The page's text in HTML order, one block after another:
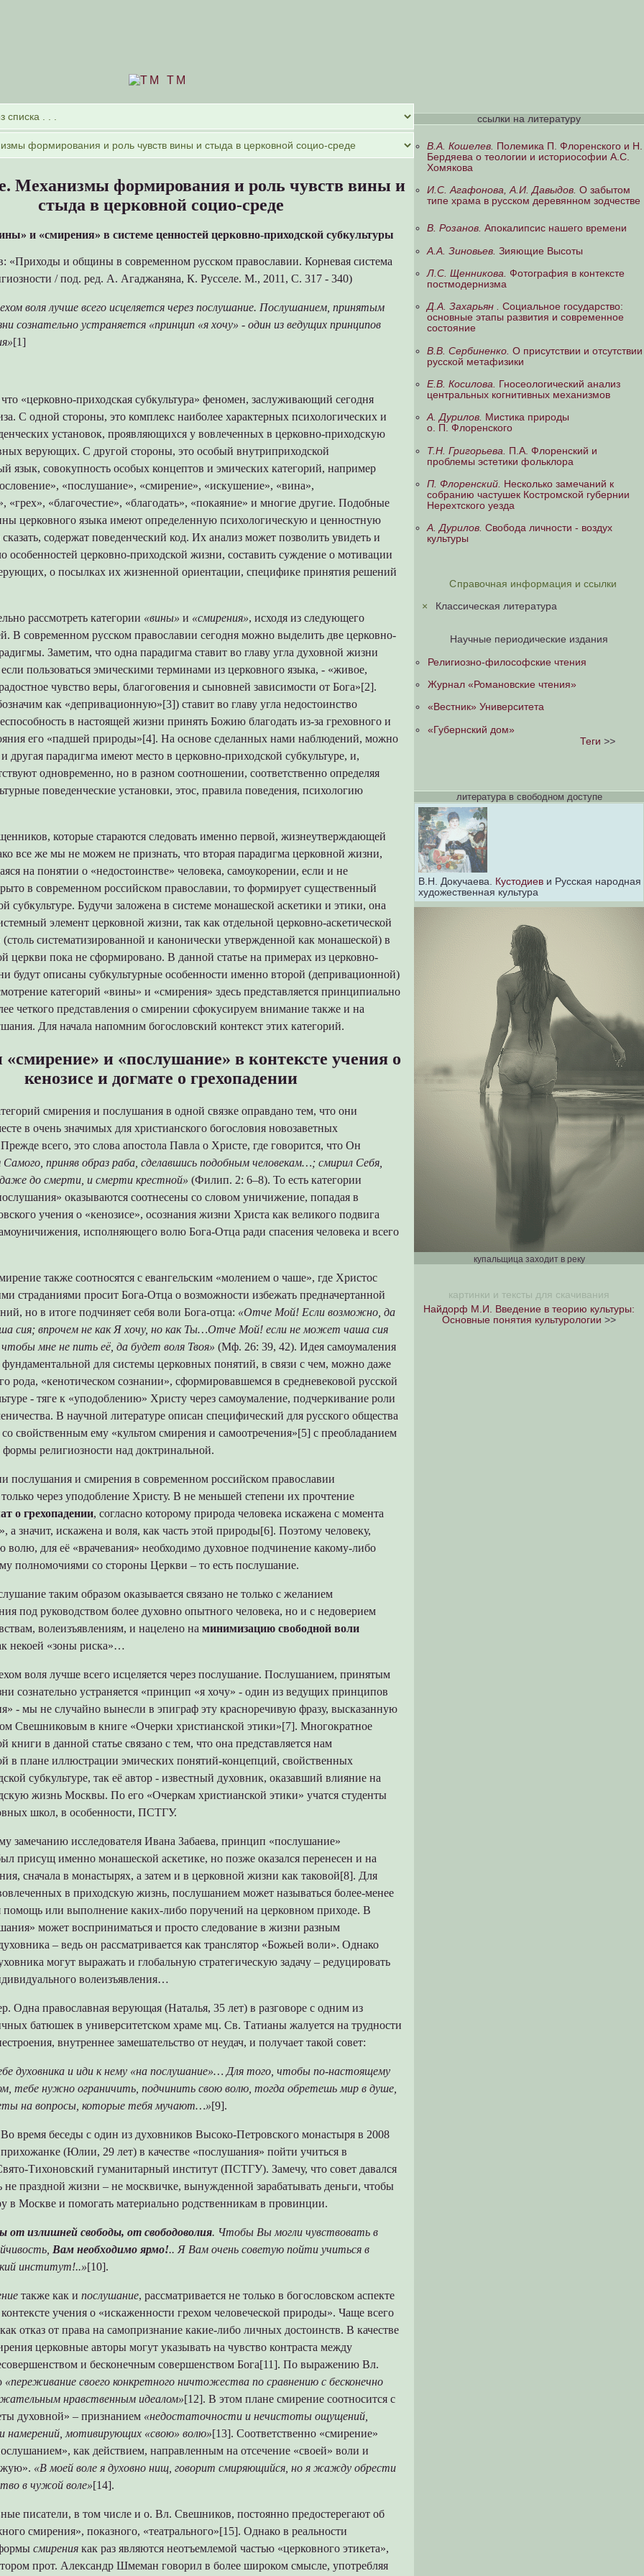
TM
Механизмы формирования и роль чувств вины и
стыда в церковной социо-среде
и «смирения» в системе ценностей церковно-приходской субкультуры
«Приходы и общины в современном русском православии. Корневая система
/ под. ред. А. Агаджаняна, К. Русселе. М., 2011, С. 317 - 340)
воля лучше всего исцеляется через послушание. Послушанием, принятым
сознательно устраняется «принцип «я хочу» - один из ведущих принципов
[1]
что «церковно-приходская субкультура» феномен, заслуживающий сегодня
С одной стороны, это комплекс наиболее характерных психологических и
установок, проявляющихся у вовлеченных в церковно-приходскую
верующих. С другой стороны, это особый внутриприходской
язык, совокупность особых концептов и эмических категорий, например
«послушание», «смирение», «искушение», «вина»,
«грех», «благочестие», «благодать», «покаяние» и многие другие. Подобные
церковного языка имеют определенную психологическую и ценностную
содержат поведенческий код. Их анализ может позволить увидеть и
особенностей церковно-приходской жизни, составить суждение о мотивации
о посылках их жизненной ориентации, специфике принятия решений
рассмотреть категории «вины» и «смирения», исходя из следующего
В современном русском православии сегодня можно выделить две церковно-
Заметим, что одна парадигма ставит во главу угла духовной жизни
пользоваться эмическими терминами из церковного языка, - «живое,
чувство веры, благоговения и сыновней зависимости от Бога»[2].
как «депривационную»[3]) ставит во главу угла недостоинство
в настоящей жизни принять Божию благодать из-за греховного и
его «падшей природы»[4]. На основе сделанных нами наблюдений, можно
и другая парадигма имеют место в церковно-приходской субкультуре, и,
одновременно, но в разном соотношении, соответственно определяя
поведенческие установки, этос, правила поведения, психологию
которые стараются следовать именно первой, жизнеутверждающей
все же мы не можем не признать, что вторая парадигма церковной жизни,
на понятии о «недостоинстве» человека, самоукорении, если и не
в современном российском православии, то формирует существенный
субкультуре. Будучи заложена в системе монашеской аскетики и этики, она
элемент церковной жизни, так как отдельной церковно-аскетической
систематизированной и канонически утвержденной как монашеской) в
церкви пока не сформировано. В данной статье на примерах из церковно-
будут описаны субкультурные особенности именно второй (депривационной)
категорий «вины» и «смирения» здесь представляется принципиально
четкого представления о смирении сфокусируем внимание также и на
Для начала напомним богословский контекст этих категорий.
«смирение» и «послушание» в контексте учения о
кенозисе и догмате о грехопадении
смирения и послушания в одной связке оправдано тем, что они
в очень значимых для христианского богословия новозаветных
всего, это слова апостола Павла о Христе, где говорится, что Он
приняв образ раба, сделавшись подобным человекам…; смирил Себя,
до смерти, и смерти крестной» (Филип. 2: 6–8). То есть категории
оказываются соотнесены со словом уничижение, попадая в
учения о «кенозисе», осознания жизни Христа как великого подвига
исполняющего волю Бога-Отца ради спасения человека и всего
также соотносятся с евангельским «молением о чаше», где Христос
страданиями просит Бога-Отца о возможности избежать предначертанной
но в итоге подчиняет себя воли Бога-отца: «Отче Мой! Если возможно, да
сия; впрочем не как Я хочу, но как Ты…Отче Мой! если не может чаша сия
мне не пить её, да будет воля Твоя» (Мф. 26: 39, 42). Идея самоумаления
фундаментальной для системы церковных понятий, в связи с чем, можно даже
рода, «кенотическом сознании», сформировавшемся в средневековой русской
- тяге к «уподоблению» Христу через самоумаление, подчеркивание роли
В научной литературе описан специфический для русского общества
со свойственным ему «культом смирения и самоотречения»[5] с преобладанием
религиозности над доктринальной.
послушания и смирения в современном российском православии
через уподобление Христу. В не меньшей степени их прочтение
о грехопадении, согласно которому природа человека искажена с момента
а значит, искажена и воля, как часть этой природы[6]. Поэтому человеку,
для её «врачевания» необходимо духовное подчинение какому-либо
полномочиями со стороны Церкви – то есть послушание.
таким образом оказывается связано не только с желанием
под руководством более духовно опытного человека, но и с недоверием
волеизъявлениям, и нацелено наминимизацию свободной воли
некоей «зоны риска»…
воля лучше всего исцеляется через послушание. Послушанием, принятым
сознательно устраняется «принцип «я хочу» - один из ведущих принципов
- мы не случайно вынесли в эпиграф эту красноречивую фразу, высказанную
Свешниковым в книге «Очерки христианской этики»[7]. Многократное
книги в данной статье связано с тем, что она представляется нам
в плане иллюстрации эмических понятий-концепций, свойственных
субкультуре, так её автор - известный духовник, оказавший влияние на
жизнь Москвы. По его «Очеркам христианской этики» учатся студенты
школ, в особенности, ПСТГУ.
замечанию исследователя Ивана Забаева, принцип «послушание»
присущ именно монашеской аскетике, но позже оказался перенесен и на
сначала в монастырях, а затем и в церковной жизни как таковой[8]. Для
в приходскую жизнь, послушанием может называться более-менее
помощь или выполнение каких-либо поручений на церковном приходе. В
может восприниматься и просто следование в жизни разным
– ведь он рассматривается как транслятор «Божьей воли». Однако
могут выражать и глобальную стратегическую задачу – редуцировать
волеизъявления…
Одна православная верующая (Наталья, 35 лет) в разговоре с одним из
батюшек в университетском храме мц. Св. Татианы жалуется на трудности
внутреннее замешательство от неудач, и получает такой совет:
духовника и иди к нему «на послушание»… Для того, чтобы по-настоящему
тебе нужно ограничить, подчинить свою волю, тогда обретешь мир в душе,
на вопросы, которые тебя мучают…»[9].
время беседы с один из духовников Высоко-Петровского монастыря в 2008
прихожанке (Юлии, 29 лет) в качестве «послушания» пойти учиться в
Тихоновский гуманитарный институт (ПСТГУ). Замечу, что совет давался
не праздной жизни – не москвичке, вынужденной зарабатывать деньги, чтобы
в Москве и помогать материально родственникам в провинции.
от излишней свободы, от свободоволия. Чтобы Вы могли чувствовать в
Вам необходимо ярмо!.. Я Вам очень советую пойти учиться в
институт!..»[10].
также как ипослушание, рассматривается не только в богословском аспекте
учения о «искаженности грехом человеческой природы». Чаще всего
отказ от права на самопризнание какие-либо личных достоинств. В качестве
церковные авторы могут указывать на чувство контраста между
и бесконечным совершенством Бога[11]. По выражению Вл.
«переживание своего конкретного ничтожества по сравнению с бесконечно
нравственным идеалом»[12]. В этом плане смирение соотносится с
духовной» – признанием «недостаточности и нечистоты ощущений,
намерений, мотивирующих «свою» волю»[13]. Соответственно «смирение»
как действием, направленным на отсечение «своей» воли и
«В моей воле я духовно нищ, говорит смиряющийся, но я жажду обрести
в чужой воле»[14].
писатели, в том числе и о. Вл. Свешников, постоянно предостерегают об
смирения», показного, «театрального»[15]. Однако в реальности
смирения как раз являются неотъемлемой частью «церковного этикета»,
прот. Александр Шмеман говорил в более широком смысле, употребляя
ссылки на литературу
В.А. Кошелев.
Полемика П. Флоренского и Н.
Бердяева о теологии и историософии А.С.
Хомякова
И.С. Агафонова, А.И. Давыдов. О забытом
типе храма в русском деревянном зодчестве
В. Розанов. Апокалипсис нашего времени
А.А. Зиновьев. Зияющие Высоты
Л.С. Щенникова. Фотография в контексте
постмодернизма
Д.А. Захарьян . Социальное государство:
основные этапы развития и современное
состояние
В.В. Сербиненко. О присутствии и отсутствии
русской метафизики
Е.В. Косилова.
Гносеологический анализ
центральных когнитивных механизмов
А. Дурилов. Мистика природы
о. П. Флоренского
Т.Н. Григорьева.
П.А. Флоренский и
проблемы эстетики фольклора
П. Флоренский.
Несколько замечаний к
собранию частушек Костромской губернии
Нерехтского уезда
А. Дурилов. Свобода личности - воздух
культуры
Справочная информация и ссылки
Классическая литература
Научные периодические издания
Религиозно-философские чтения
Журнал «Романовские чтения»
«Вестник» Университета
«Губернский дом»
Теги >>
литература в свободном доступе
В.Н. Докучаева. Кустодиев и Русская народная
художественная культура
купальщица заходит в реку
картинки и тексты для скачивания
Найдорф М.И. Введение в теорию культуры:
Основные понятия культурологии >>